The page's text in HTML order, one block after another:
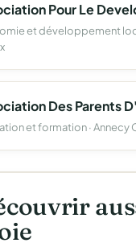
et développement
et formation · Annecy